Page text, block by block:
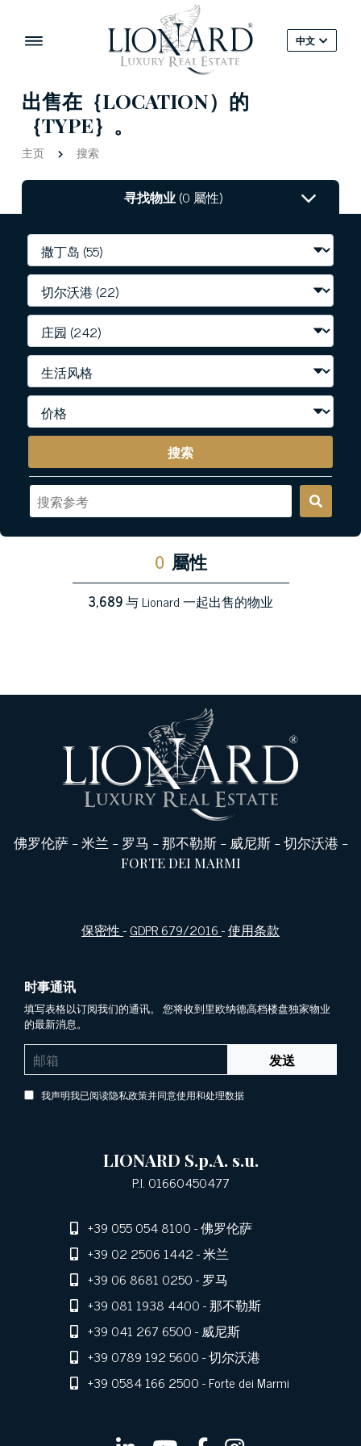
中文
出售在｛LOCATION）的
｛TYPE｝。
主页 搜索
寻找物业(0 屬性)
搜索
0 屬性
3,689与 Lionard 一起出售的物业
佛罗伦萨-米兰 - 罗马 -那不勒斯- 威尼斯-切尔沃港 -
FORTE DEI MARMI
保密性-GDPR 679/2016-使用条款
时事通讯
填写表格以订阅我们的通讯。 您将收到里欧纳德高档楼盘独家物业
的最新消息。
发送
我声明我已阅读隐私政策并同意使用和处理数据
LIONARD S.p.A. s.u.
P.I. 01660450477
+39 055 054 8100- 佛罗伦萨
+39 02 2506 1442- 米兰
+39 06 8681 0250- 罗马
+39 081 1938 4400- 那不勒斯
+39 041 267 6500- 威尼斯
+39 0789 192 5600- 切尔沃港
+39 0584 166 2500- Forte dei Marmi